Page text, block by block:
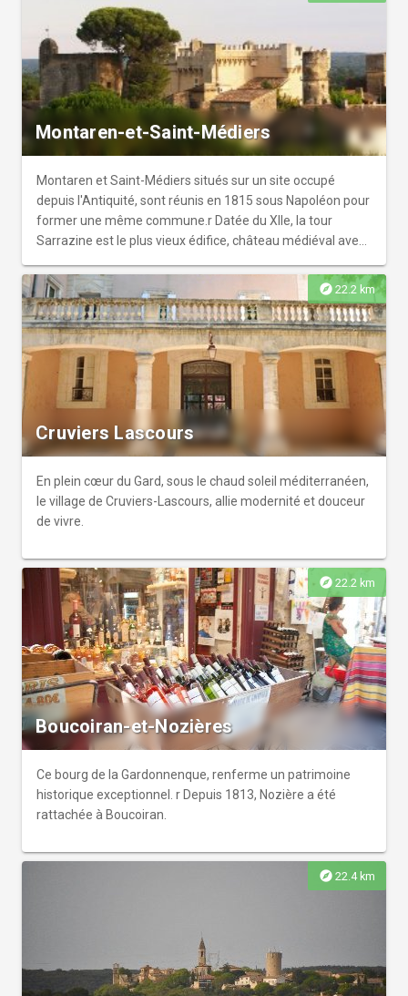
Montaren-et-Saint-Médiers
Montaren et Saint-Médiers situés sur un site occupé
depuis l'Antiquité, sont réunis en 1815 sous Napoléon pour
former une même commune.r Datée du XIIe, la tour
Sarrazine est le plus vieux édifice, château médiéval avec
explore 22.2 km
Cruviers Lascours
En plein cœur du Gard, sous le chaud soleil méditerranéen,
le village de Cruviers-Lascours, allie modernité et douceur
de vivre.
explore 22.2 km
Boucoiran-et-Nozières
Ce bourg de la Gardonnenque, renferme un patrimoine
historique exceptionnel. r Depuis 1813, Nozière a été
rattachée à Boucoiran.
explore 22.4 km